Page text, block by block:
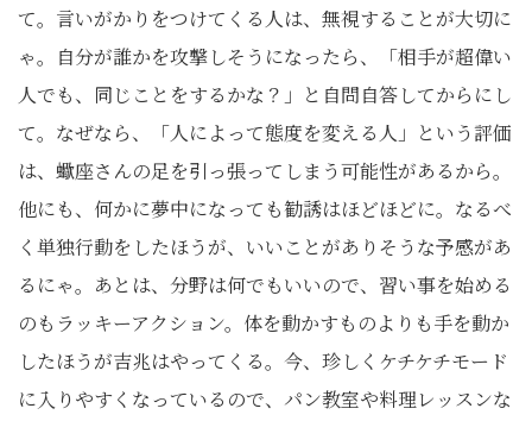
て。言いがかりをつけてくる人は、無視することが大切に
ゃ。自分が誰かを攻撃しそうになったら、「相手が超偉い
人でも、同じことをするかな？」と自問自答してからにし
て。なぜなら、「人によって態度を変える人」という評価
は、蠍座さんの足を引っ張ってしまう可能性があるから。
他にも、何かに夢中になっても勧誘はほどほどに。なるべ
く単独行動をしたほうが、いいことがありそうな予感があ
るにゃ。あとは、分野は何でもいいので、習い事を始める
のもラッキーアクション。体を動かすものよりも手を動か
したほうが吉兆はやってくる。今、珍しくケチケチモード
に入りやすくなっているので、パン教室や料理レッスンな